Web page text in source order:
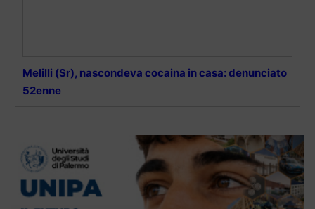
Melilli (Sr), nascondeva cocaina in casa: denunciato
52enne